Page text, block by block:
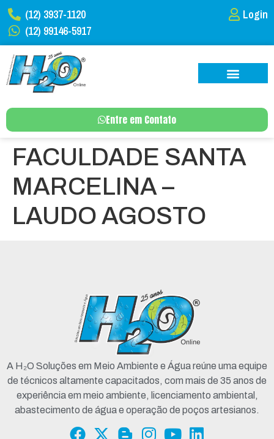
(12) 3937-1120
(12) 99146-5917
Login
Entre em Contato
FACULDADE SANTA
MARCELINA –
LAUDO AGOSTO
A H₂O Soluções em Meio Ambiente e Água reúne uma equipe
de técnicos altamente capacitados, com mais de 35 anos de
experiência em meio ambiente, licenciamento ambiental,
abastecimento de água e operação de poços artesianos.